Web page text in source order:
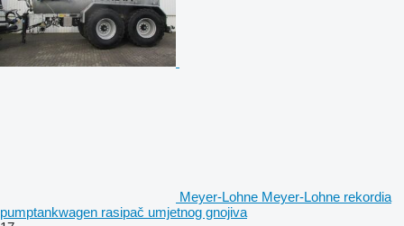
Meyer-Lohne Meyer-Lohne rekordia
pumptankwagen rasipač umjetnog gnojiva